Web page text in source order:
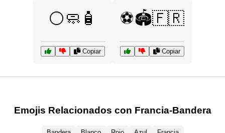
⚪🧼🧴
Copiar
⚽🏟️🇫🇷
Copiar
Emojis Relacionados con Francia-Bandera